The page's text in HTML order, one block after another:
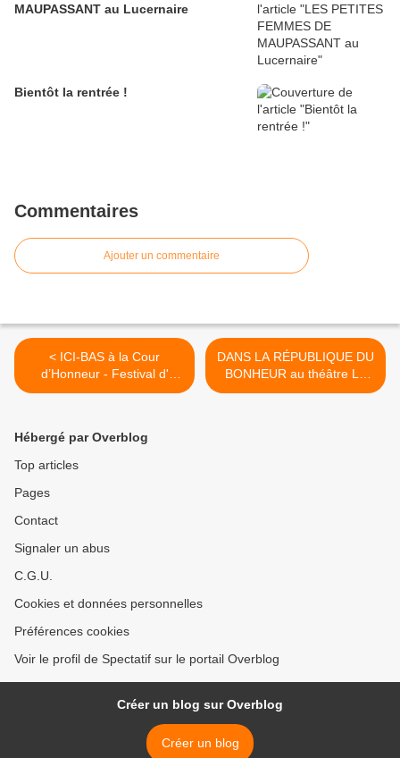
MAUPASSANT au Lucernaire
Bientôt la rentrée !
Commentaires
Ajouter un commentaire
< ICI-BAS à la Cour
d’Honneur - Festival d'
Avignon 2018
DANS LA RÉPUBLIQUE DU
BONHEUR au théâtre Le
Vieux Balancier – Festival
Hébergé par Overblog
Top articles
Pages
Contact
Signaler un abus
C.G.U.
Cookies et données personnelles
Préférences cookies
Voir le profil de Spectatif sur le portail Overblog
Créer un blog sur Overblog
Créer un blog